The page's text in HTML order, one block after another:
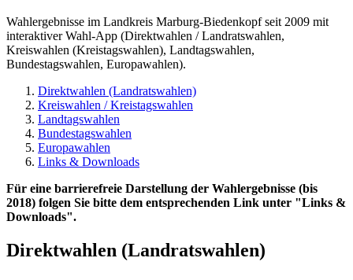
Wahlergebnisse im Landkreis Marburg-Biedenkopf seit 2009 mit
interaktiver Wahl-App (Direktwahlen / Landratswahlen,
Kreiswahlen (Kreistagswahlen), Landtagswahlen,
Bundestagswahlen, Europawahlen).
Direktwahlen (Landratswahlen)
Kreiswahlen / Kreistagswahlen
Landtagswahlen
Bundestagswahlen
Europawahlen
Links & Downloads
Für eine barrierefreie Darstellung der Wahlergebnisse (bis
2018) folgen Sie bitte dem entsprechenden Link unter "Links &
Downloads".
Direktwahlen (Landratswahlen)